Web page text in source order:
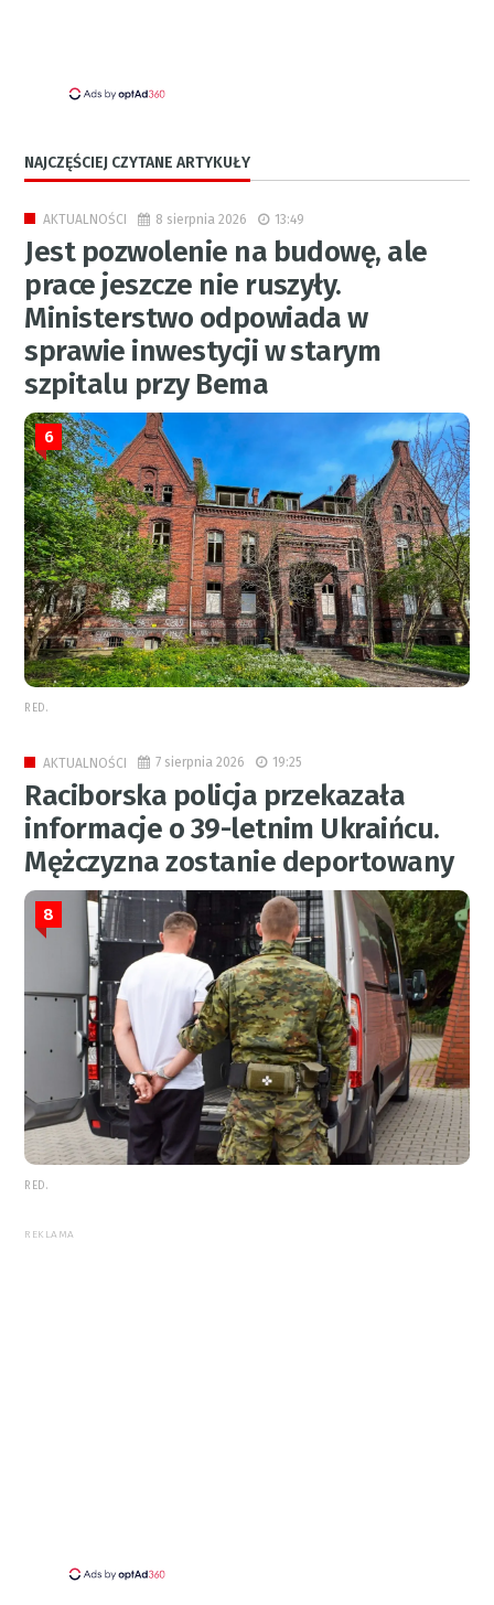
NAJCZĘŚCIEJ CZYTANE ARTYKUŁY
AKTUALNOŚCI 8 sierpnia 2026 13:49
Jest pozwolenie na budowę, ale
prace jeszcze nie ruszyły.
Ministerstwo odpowiada w
sprawie inwestycji w starym
szpitalu przy Bema
6
RED.
AKTUALNOŚCI 7 sierpnia 2026 19:25
Raciborska policja przekazała
informacje o 39-letnim Ukraińcu.
Mężczyzna zostanie deportowany
8
RED.
REKLAMA